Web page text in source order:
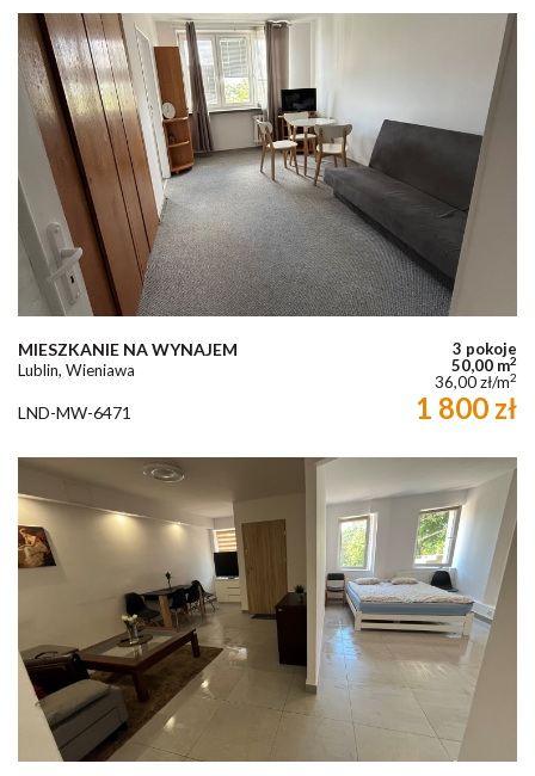
MIESZKANIE NA WYNAJEM
Lublin, Wieniawa
3 pokoje
50,00 m2
36,00 zł/m2
LND-MW-6471 1 800 zł